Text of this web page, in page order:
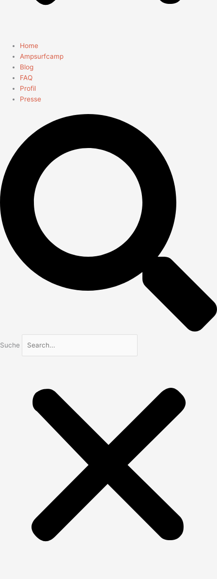
Home
Ampsurfcamp
Blog
FAQ
Profil
Presse
Suche